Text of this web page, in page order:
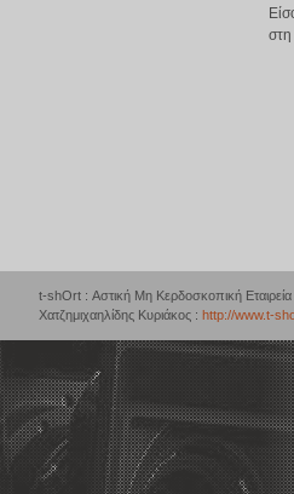
t-shOrt : Αστική Μη Κερδοσκοπική Εταιρεία
Χατζημιχαηλίδης Κυριάκος : http://www.t-